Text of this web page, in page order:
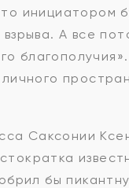
инициатором
А все
Саксонии
бы